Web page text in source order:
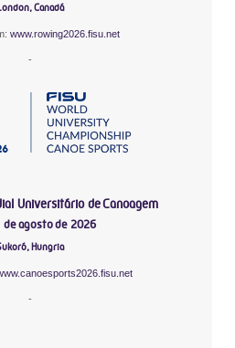
Canadá
www.rowing2026.fisu.net
-
Universitário de Canoagem
de agosto de 2026
Hungria
-